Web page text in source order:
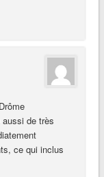
de très
ce qui inclus